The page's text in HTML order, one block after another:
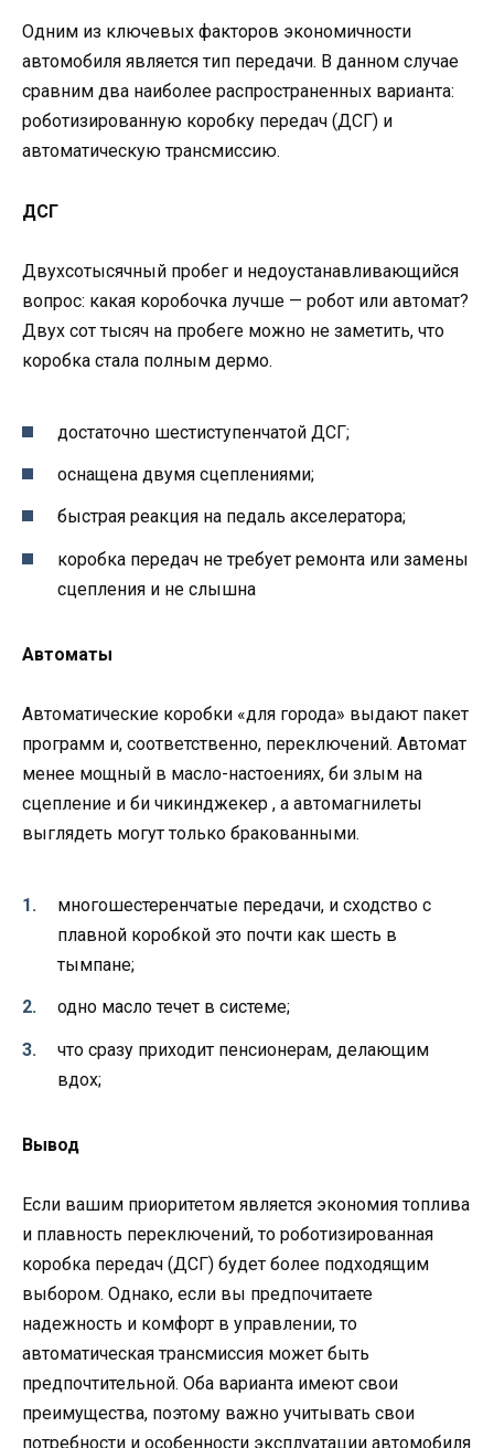
Одним из ключевых факторов экономичности
автомобиля является тип передачи. В данном случае
сравним два наиболее распространенных варианта:
роботизированную коробку передач (ДСГ) и
автоматическую трансмиссию.
ДСГ
Двухсотысячный пробег и недоустанавливающийся
вопрос: какая коробочка лучше — робот или автомат?
Двух сот тысяч на пробеге можно не заметить, что
коробка стала полным дермо.
достаточно шестиступенчатой ДСГ;
оснащена двумя сцеплениями;
быстрая реакция на педаль акселератора;
коробка передач не требует ремонта или замены
сцепления и не слышна
Автоматы
Автоматические коробки «для города» выдают пакет
программ и, соответственно, переключений. Автомат
менее мощный в масло-настоениях, би злым на
сцепление и би чикинджекер , а автомагнилеты
выглядеть могут только бракованными.
многошестеренчатые передачи, и сходство с
плавной коробкой это почти как шесть в
тымпане;
одно масло течет в системе;
что сразу приходит пенсионерам, делающим
вдох;
Вывод
Если вашим приоритетом является экономия топлива
и плавность переключений, то роботизированная
коробка передач (ДСГ) будет более подходящим
выбором. Однако, если вы предпочитаете
надежность и комфорт в управлении, то
автоматическая трансмиссия может быть
предпочтительной. Оба варианта имеют свои
преимущества, поэтому важно учитывать свои
потребности и особенности эксплуатации автомобиля